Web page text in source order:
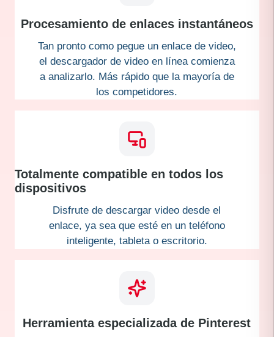
Procesamiento de enlaces instantáneos
Tan pronto como pegue un enlace de video,
el descargador de video en línea comienza
a analizarlo. Más rápido que la mayoría de
los competidores.
Totalmente compatible en todos los
dispositivos
Disfrute de descargar video desde el
enlace, ya sea que esté en un teléfono
inteligente, tableta o escritorio.
Herramienta especializada de Pinterest